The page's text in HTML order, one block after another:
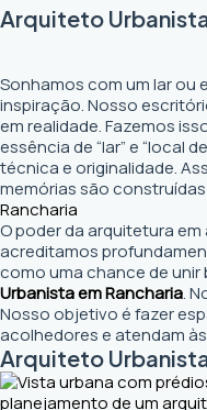
Arquiteto
Sonhamos com um lar ou
inspiração. Nosso
em realidade. Fazemos
essência de “lar” e “local
técnica e originalidade.
memórias são
Rancharia
O poder da arquitetura
acreditamos
como uma chance de unir
Urbanista em Rancharia.
Nosso objetivo é fazer
acolhedores e atendam
Arquiteto